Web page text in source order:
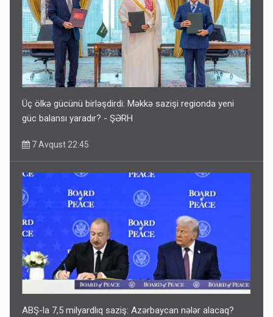
Üç ölkə gücünü birləşdirdi: Məkkə sazişi regionda yeni
güc balansı yaradır? - ŞƏRH
7 Avqust 22:45
ABŞ-la 7,5 milyardlıq saziş: Azərbaycan nələr alacaq?